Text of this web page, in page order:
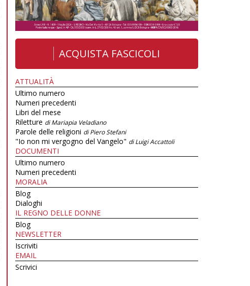
ACQUISTA FASCICOLI
ATTUALITÀ
Ultimo numero
Numeri precedenti
Libri del mese
Riletture di Mariapia Veladiano
Parole delle religioni di Piero Stefani
"Io non mi vergogno del Vangelo" di Luigi Accattoli
DOCUMENTI
Ultimo numero
Numeri precedenti
MORALIA
Blog
Dialoghi
IL REGNO DELLE DONNE
Blog
NEWSLETTER
Iscriviti
EMAIL
Scrivici